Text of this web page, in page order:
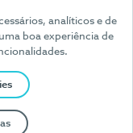
analíticos e de
boa experiência de